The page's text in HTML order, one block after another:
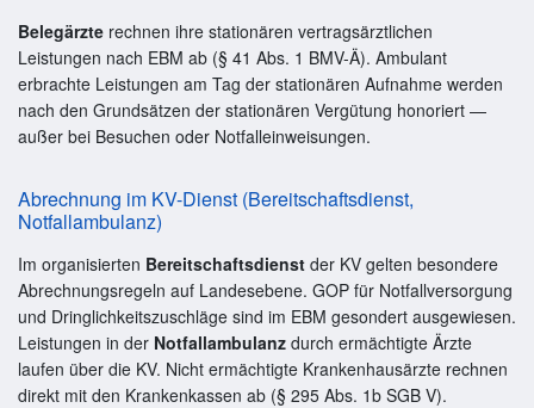
Belegärzte rechnen ihre stationären vertragsärztlichen
Leistungen nach EBM ab (§ 41 Abs. 1 BMV-Ä). Ambulant
erbrachte Leistungen am Tag der stationären Aufnahme werden
nach den Grundsätzen der stationären Vergütung honoriert —
außer bei Besuchen oder Notfalleinweisungen.
Abrechnung im KV-Dienst (Bereitschaftsdienst,
Notfallambulanz)
Im organisierten Bereitschaftsdienst der KV gelten besondere
Abrechnungsregeln auf Landesebene. GOP für Notfallversorgung
und Dringlichkeitszuschläge sind im EBM gesondert ausgewiesen.
Leistungen in der Notfallambulanz durch ermächtigte Ärzte
laufen über die KV. Nicht ermächtigte Krankenhausärzte rechnen
direkt mit den Krankenkassen ab (§ 295 Abs. 1b SGB V).